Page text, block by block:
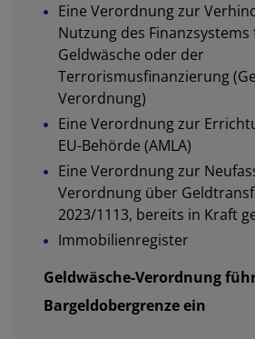
Eine Verordnung zur
Nutzung des
Geldwäsche oder der
Terrorismusfinanzierung
Verordnung)
Eine Verordnung zur
EU-Behörde (AMLA)
Eine Verordnung zur
Verordnung über
2023/1113, bereits in Kraft
Immobilienregister
Geldwäsche-Verordnung
Bargeldobergrenze ein